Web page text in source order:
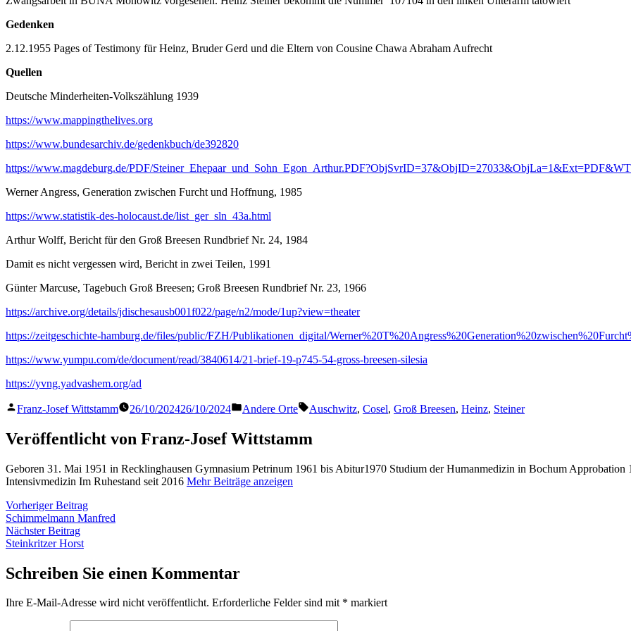
Gedenken
2.12.1955 Pages of Testimony für Heinz, Bruder Gerd und die Eltern von Cousine Chawa Abraham Aufrecht
Quellen
Deutsche Minderheiten-Volkszählung 1939
https://www.mappingthelives.org
https://www.bundesarchiv.de/gedenkbuch/de392820
https://www.magdeburg.de/PDF/
Werner Angress, Generation zwischen Furcht und Hoffnung, 1985
https://www.statistik-des-holocaust.de/list_ger_sln_43a.html
Arthur Wolff, Bericht für den Groß Breesen Rundbrief Nr. 24, 1984
Damit es nicht vergessen wird, Bericht in zwei Teilen, 1991
Günter Marcuse, Tagebuch Groß Breesen; Groß Breesen Rundbrief Nr. 23, 1966
https://archive.org/details/jdischesausb001f022/page/n2/mode/1up?view=theater
https://zeitgeschichte-hamburg.de/files/public/FZH/Publikationen_digital/
https://www.yumpu.com/de/document/read/3840614/21-brief-19-p745-54-gross-breesen-silesia
https://yvng.yadvashem.org/ad
Veröffentlicht
Franz-Josef Wittstamm 26/10/202426/10/2024
Veröffentlicht
Andere Orte Schlagwörter:
Auschwitz, Cosel, Groß Breesen, Heinz, Steiner
Veröffentlicht von Franz-Josef Wittstamm
Geboren 31. Mai 1951 in Recklinghausen Gymnasium Petrinum 1961 bis Abitur1970 Studium der Humanmedizin in Bochum
Intensivmedizin Im Ruhestand seit 2016 Mehr Beiträge anzeigen
Beitragsnavigation
Vorheriger BeitragVorheriger
Beitrag:
Schimmelmann Manfred
Nächster BeitragNächster
Beitrag:
Steinkritzer Horst
Schreiben Sie einen Kommentar
Ihre E-Mail-Adresse wird nicht veröffentlicht. Erforderliche Felder sind mit * markiert